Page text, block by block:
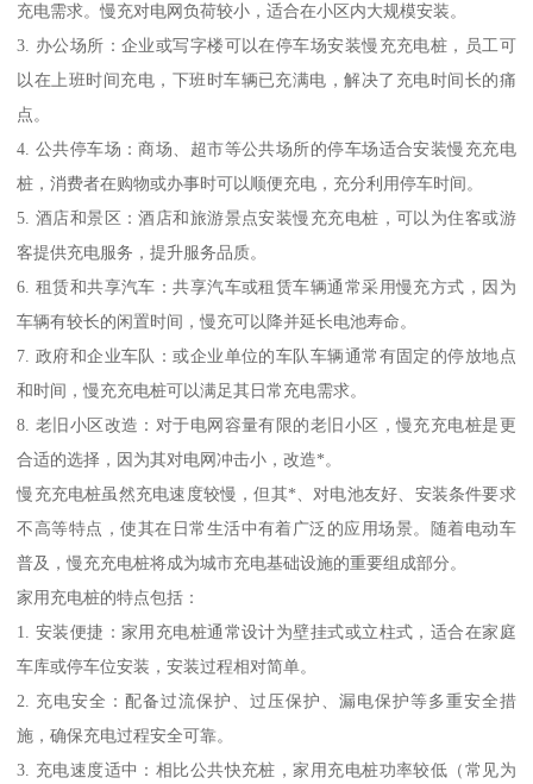
充电需求。慢充对电网负荷较小，适合在小区内大规模安装。
3. 办公场所：企业或写字楼可以在停车场安装慢充充电桩，员工可
以在上班时间充电，下班时车辆已充满电，解决了充电时间长的痛
点。
4. 公共停车场：商场、超市等公共场所的停车场适合安装慢充充电
桩，消费者在购物或办事时可以顺便充电，充分利用停车时间。
5. 酒店和景区：酒店和旅游景点安装慢充充电桩，可以为住客或游
客提供充电服务，提升服务品质。
6. 租赁和共享汽车：共享汽车或租赁车辆通常采用慢充方式，因为
车辆有较长的闲置时间，慢充可以降并延长电池寿命。
7. 政府和企业车队：或企业单位的车队车辆通常有固定的停放地点
和时间，慢充充电桩可以满足其日常充电需求。
8. 老旧小区改造：对于电网容量有限的老旧小区，慢充充电桩是更
合适的选择，因为其对电网冲击小，改造*。
慢充充电桩虽然充电速度较慢，但其*、对电池友好、安装条件要求
不高等特点，使其在日常生活中有着广泛的应用场景。随着电动车
普及，慢充充电桩将成为城市充电基础设施的重要组成部分。
家用充电桩的特点包括：
1. 安装便捷：家用充电桩通常设计为壁挂式或立柱式，适合在家庭
车库或停车位安装，安装过程相对简单。
2. 充电安全：配备过流保护、过压保护、漏电保护等多重安全措
施，确保充电过程安全可靠。
3. 充电速度适中：相比公共快充桩，家用充电桩功率较低（常见为